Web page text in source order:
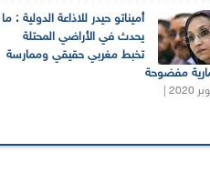
أميناتو حيدر للاذاعة الدولية : ما
يحدث في الأراضي المحتلة
تخبط مغربي حقيقي وممارسة
مفضوحة